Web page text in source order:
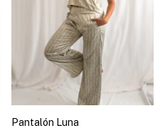
Pantalón Luna